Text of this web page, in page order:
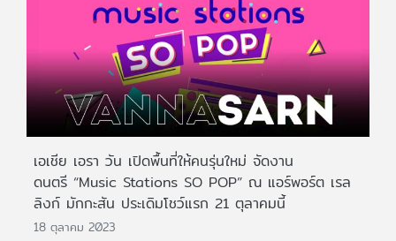
เอเชีย เอรา วัน เปิดพื้นที่ให้คนรุ่นใหม่ จัดงาน
ดนตรี “Music Stations SO POP” ณ แอร์พอร์ต เรล
ลิงก์ มักกะสัน ประเดิมโชว์แรก 21 ตุลาคมนี้
18 ตุลาคม 2023